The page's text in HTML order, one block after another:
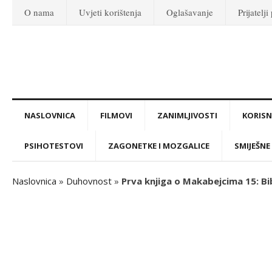
O nama Uvjeti korištenja Oglašavanje Prijatelji
NASLOVNICA FILMOVI ZANIMLJIVOSTI
PSIHOTESTOVI ZAGONETKE I MOZGALICE
Naslovnica » Duhovnost » Prva knjiga o Makabejcima 15: